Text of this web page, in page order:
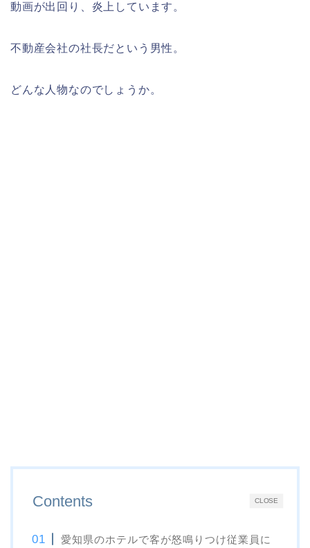
動画が出回り、炎上しています。
不動産会社の社長だという男性。
どんな人物なのでしょうか。
CLOSE
Contents
愛知県のホテルで客が怒鳴りつけ従業員に